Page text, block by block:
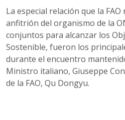
La especial relación que la
anfitrión del organismo de la
conjuntos para alcanzar los
Sostenible, fueron los
durante el encuentro
Ministro italiano, Giuseppe
de la FAO, Qu Dongyu.